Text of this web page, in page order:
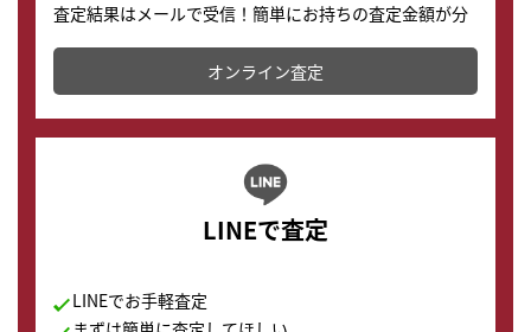
査定結果はメールで受信！簡単にお持ちの査定金額が分
かります。
オンライン査定
LINEで査定
LINEでお手軽査定